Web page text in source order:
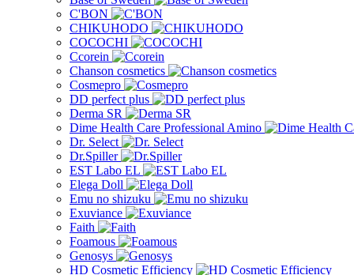
C'BON
CHIKUHODO
COCOCHI
Ccorein
Chanson cosmetics
Cosmepro
DD perfect plus
Derma SR
Dime Health Care Professional Amino
Dr. Select
Dr.Spiller
EST Labo EL
Elega Doll
Emu no shizuku
Exuviance
Faith
Foamous
Genosys
HD Cosmetic Efficiency